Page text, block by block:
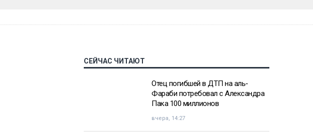
СЕЙЧАС ЧИТАЮТ
Отец погибшей в ДТП на аль-
Фараби потребовал с Александра
Пака 100 миллионов
вчера, 14:27